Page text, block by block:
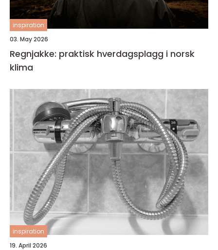
inspiration
03. May 2026
Regnjakke: praktisk hverdagsplagg i norsk
klima
inspiration
19. April 2026